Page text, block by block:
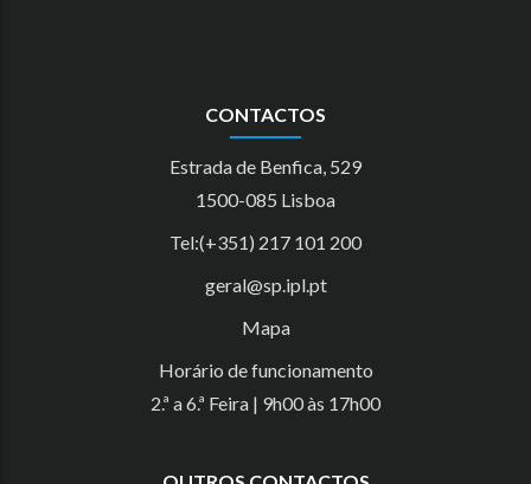
CONTACTOS
Estrada de Benfica, 529
1500-085 Lisboa
Tel:(+351) 217 101 200
geral@sp.ipl.pt
Mapa
Horário de funcionamento
2.ª a 6.ª Feira | 9h00 às 17h00